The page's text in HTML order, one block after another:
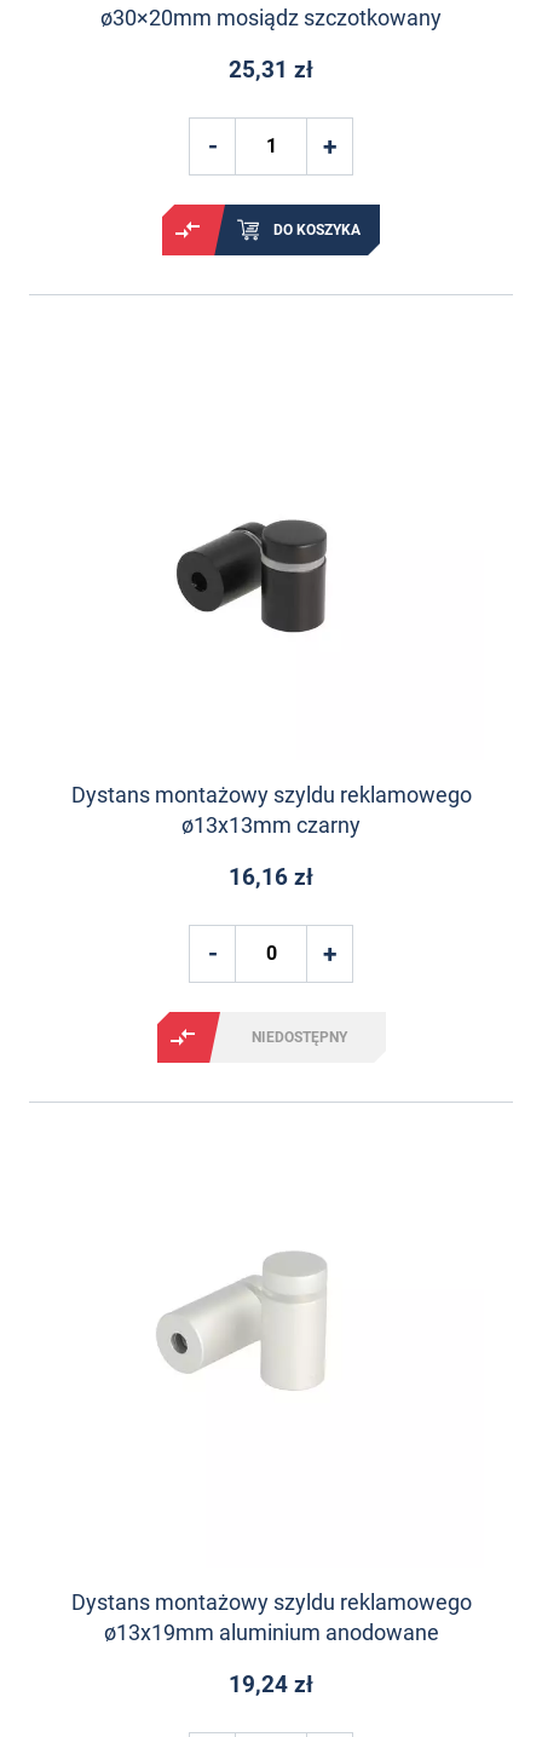
ø30×20mm mosiądz szczotkowany
25,31 zł
DO KOSZYKA
Dystans montażowy szyldu reklamowego
ø13x13mm czarny
16,16 zł
NIEDOSTĘPNY
Dystans montażowy szyldu reklamowego
ø13x19mm aluminium anodowane
19,24 zł